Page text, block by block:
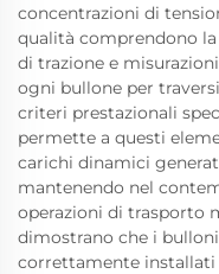
concentrazioni di
qualità comprendono
di trazione e
ogni bullone per
criteri prestazionali
permette a questi
carichi dinamici
mantenendo nel
operazioni di trasporto
dimostrano che i
correttamente installati